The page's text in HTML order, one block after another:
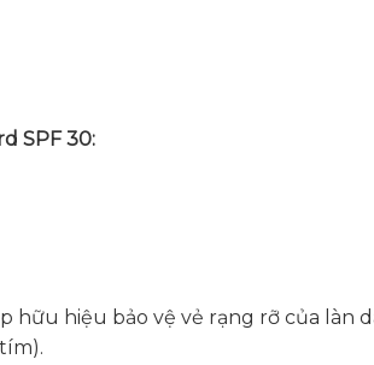
SPF 30:
hữu hiệu bảo vệ vẻ rạng rỡ của làn